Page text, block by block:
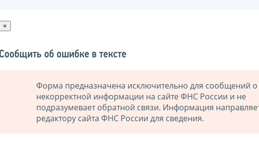
×
Сообщить об ошибке в тексте
Форма предназначена исключительно для сообщений о
некорректной информации на сайте ФНС России и не
подразумевает обратной связи. Информация
редактору сайта ФНС России для сведения.